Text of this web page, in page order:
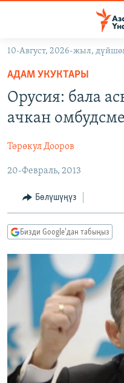
Навигацияга
өтүңүз
Издөөгө
салыңыз
КЫРГЫЗСТАН
КЫРГЫЗСТАН
ЭКОНОМИКА
МАДАНИЯТ
ДҮЙНӨ
БОРБОР АЗИЯ
АТАЙЫН ИЛИКТӨӨ
ТВ ПРОГРАММАЛАР
БҮГҮН АЗАТТЫКТА
БИЗ ЖАНА ДҮЙНӨ
ДАНИСТЕ
ЭЖЕ-СИҢДИЛЕР
АЗАТТЫК+
ЫҢГАЙСЫЗ СУРООЛОР
ПОДКАСТ
ӨЗГӨЧӨ ПИКИР
ОНЛАЙН ШЕРИНЕ
ЭЕ/АРнун бардык
10-Август, 2026-жыл,
АДАМ УКУКТАРЫ
Орусия: бала
ачкан
Төрөкул Дооров
20-Февраль, 2013
Бөлүшүңүз
Бизди Google'дан табыңыз